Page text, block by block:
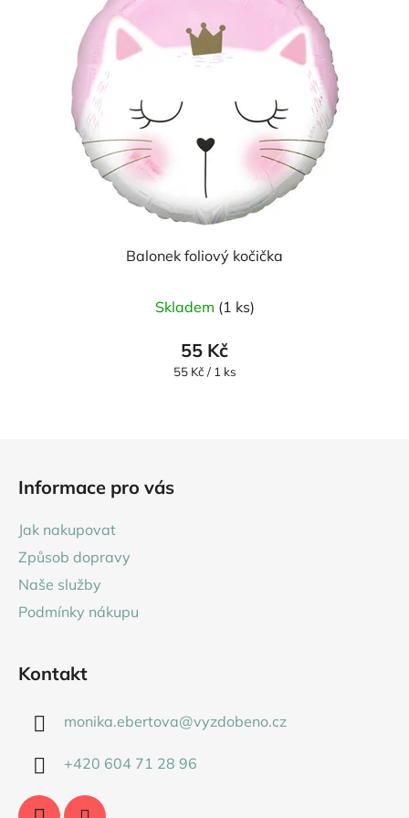
Balonek foliový kočička
Skladem (1 ks)
55 Kč
Měrná
55 Kč / 1 ks
Informace pro vás
Jak nakupovat
Způsob dopravy
Naše služby
Podmínky nákupu
Kontakt
monika.ebertova@vyzdobeno.cz
+420 604 71 28 96